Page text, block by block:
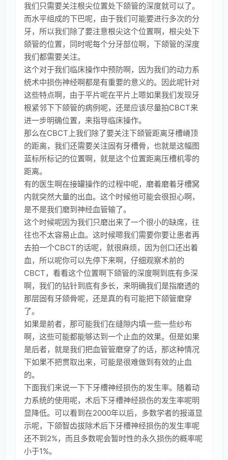
我们只需要关注根尖位置处下颌管的深度就可以了。
而水平组成的下巴呢，由于我们可能要进行多次的分
牙，所以我们除了要注意根尖这个位置啊，根尖处下
颌管的位置，同时呢每个分牙部位啊，下颌管的深度
我们都需要关注。
这个对于我们临床操作中预防啊，因为我们的动力系
统术中损伤神经啊都是有重要的意义的。因此呢针对
这些特点啊，由于平片呢在平片上嗯如果我们发现牙
根紧邻下下颌管的病例呢，还是应该尽量拍CBCT来
进一步明确位置，来指导临床操作。
那么在CBCT上我们除了要关注下颌管距离牙槽嵴顶
的距离，我们还需要关注固有牙槽骨，也就是这幅图
蓝标所标记的位置啊，就是这个位置距离压槽机零的
距离。
有的医生啊在接罐操作的过程中呢，磨着磨着牙槽窝
内就突然大量的出血。这个时候他可能会很担心啊，
是不是我们磨到神经血管输了。
这个时候呢因为我们只磨出来了一个很小的缺席，往
往也不太容易止血。这时候嗯我们需要你要让患者再
去拍一个CBCT的话呢，就很麻烦，因为创口还出着
血，所以呢你可以先停下来啊，仔细观察术前的
CBCT，看看这个位置啊下颌管的深度啊到底有多深
啊，我们的钻针到底有多长，来明确我们是指磨透的
那层固有牙颌骨呢，还是真的有可能把下颌管磨穿
了。
如果是前者，那可能我们在缝隙内填一些一些纱布
啊，这些可能都能够达到一个止血的效果。但是如果
是后者，就是我们把血管管磨穿了的话，那这种情况
下如果不把贯取出来，可能是很难做到有效的止血
的。
下面我们来说一下下牙槽神经损伤的发生率。随着动
力系统的使用呢，术后下牙槽神经损伤的发生率呢明
显降低。可以看到在2000年以后，多数学者的报道显
示呢，下颌智齿拔除术后下牙槽神经损伤的发生率呢
还不到2%，而且多数呢会暂时性的永久损伤的概率呢
小于1%。